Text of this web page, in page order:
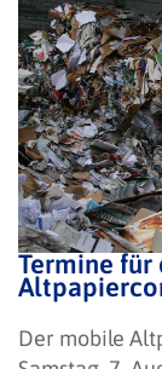
Termine
Der mobile